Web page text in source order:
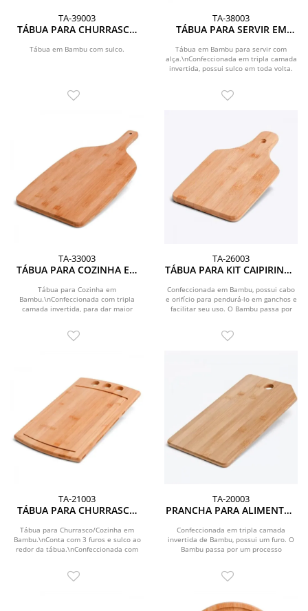
TA-39003
TÁBUA PARA CHURRASCO
40X30X2CM
Tábua em Bambu com sulco.
TA-38003
TÁBUA PARA SERVIR EM
Tábua em Bambu para servir com
alça.\nConfeccionada em tripla camada
invertida, possui sulco em toda volta.
TA-33003
TÁBUA PARA COZINHA EM
Tábua para Cozinha em
Bambu.\nConfeccionada com tripla
camada invertida, para dar maior
TA-26003
TÁBUA PARA KIT CAIPIRINHA
Confeccionada em Bambu, possui cabo
e orifício para pendurá-lo em ganchos e
facilitar seu uso. O Bambu passa por
TA-21003
TÁBUA PARA CHURRASCO
FUROS
Tábua para Churrasco/Cozinha em
Bambu.\nConta com 3 furos e sulco ao
redor da tábua.\nConfeccionada com
TA-20003
PRANCHA PARA ALIMENTOS
Confeccionada em tripla camada
invertida de Bambu, possui um furo. O
Bambu passa por um processo